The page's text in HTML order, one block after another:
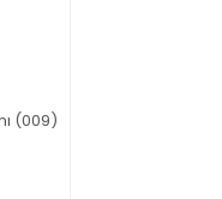
(009)